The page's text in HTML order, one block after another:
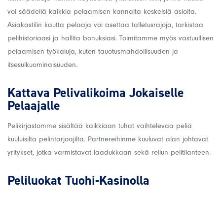
voi säädellä kaikkia pelaamisen kannalta keskeisiä asioita.
Asiakastilin kautta pelaaja voi asettaa talletusrajoja, tarkistaa
pelihistoriaasi ja hallita bonuksiasi. Toimitamme myös vastuullisen
pelaamisen työkaluja, kuten tauotusmahdollisuuden ja
itsesulkuominaisuuden.
Kattava Pelivalikoima Jokaiselle
Pelaajalle
Pelikirjastomme sisältää kaikkiaan tuhat vaihtelevaa peliä
kuuluisilta pelintarjoajilta. Partnereihinme kuuluvat alan johtavat
yritykset, jotka varmistavat laadukkaan sekä reilun pelitilanteen.
Peliluokat Tuohi-Kasinolla